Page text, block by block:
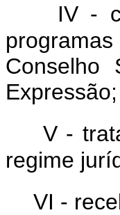
IV -
Conselho
Expressão;
V -
regime
VI -